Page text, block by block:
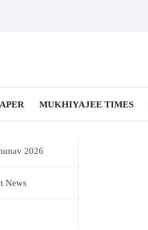
2026
News
MUKHIYAJEE TIMES